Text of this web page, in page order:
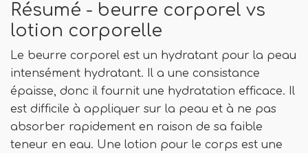
Résumé - beurre corporel vs
lotion corporelle
Le beurre corporel est un hydratant pour la peau
intensément hydratant. Il a une consistance
épaisse, donc il fournit une hydratation efficace. Il
est difficile à appliquer sur la peau et à ne pas
absorber rapidement en raison de sa faible
teneur en eau. Une lotion pour le corps est une